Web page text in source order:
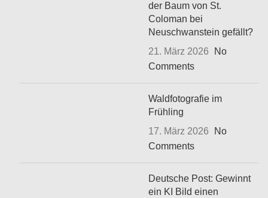
der Baum von St.
Coloman bei
Neuschwanstein gefällt?
21. März 2026
No
Comments
Waldfotografie im
Frühling
17. März 2026
No
Comments
Deutsche Post: Gewinnt
ein KI Bild einen